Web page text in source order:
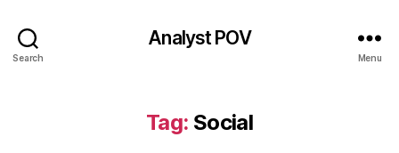
Search
Analyst POV
Menu
Tag: Social